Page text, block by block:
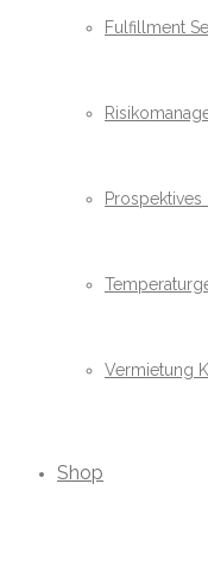
Fulfillment
Vermietung
Shop